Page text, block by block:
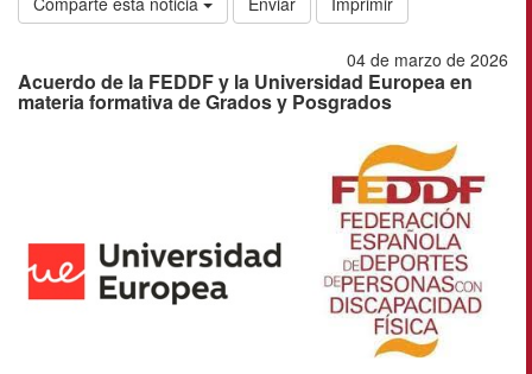
04 de marzo de 2026
Acuerdo de la FEDDF y la Universidad Europea en
materia formativa de Grados y Posgrados